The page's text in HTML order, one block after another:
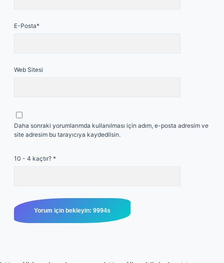
E-Posta*
Web Sitesi
Daha sonraki yorumlarımda kullanılması için adım, e-posta adresim ve
site adresim bu tarayıcıya kaydedilsin.
10 - 4 kaçtır? *